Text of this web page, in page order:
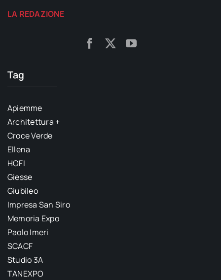
LA REDAZIONE
Tag
Apiemme
Architettura +
Croce Verde
Ellena
HOFI
Giesse
Giubileo
Impresa San Siro
Memoria Expo
Paolo Imeri
SCACF
Studio 3A
TANEXPO